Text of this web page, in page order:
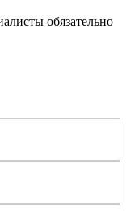
обязательно